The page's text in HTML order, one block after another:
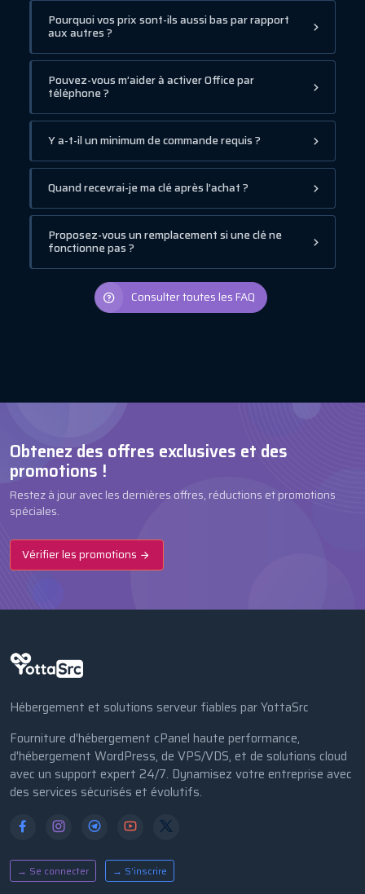
Pourquoi vos prix sont-ils aussi bas par rapport
aux autres ?
Pouvez-vous m’aider à activer Office par
téléphone ?
Y a-t-il un minimum de commande requis ?
Quand recevrai-je ma clé après l’achat ?
Proposez-vous un remplacement si une clé ne
fonctionne pas ?
Consulter toutes les FAQ
Obtenez des offres exclusives et des
promotions !
Restez à jour avec les dernières offres, réductions et promotions
spéciales.
Vérifier les promotions
Hébergement et solutions serveur fiables par YottaSrc
Fourniture d'hébergement cPanel haute performance,
d'hébergement WordPress, de VPS/VDS, et de solutions cloud
avec un support expert 24/7. Dynamisez votre entreprise avec
des services sécurisés et évolutifs.
→ Se connecter → S’inscrire